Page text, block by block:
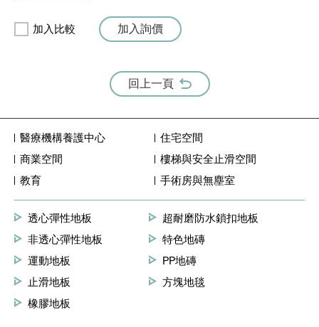
加入比較 加入詢價
回上一頁
醫療機構養護中心
商業空間
教育
住宅空間
樓梯與安全止滑空間
手術房與無塵室
透心彈性地板
非透心彈性地板
運動地板
止滑地板
橡膠地板
超耐磨防水鎖扣地板
特色地磚
PP地磚
方塊地毯